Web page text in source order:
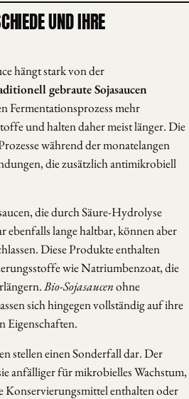
UND IHRE
hängt stark von der
gebraute Sojasaucen
Fermentationsprozess mehr
und halten daher meist länger. Die
während der monatelangen
die zusätzlich antimikrobiell
die durch Säure-Hydrolyse
ebenfalls lange haltbar, können aber
Diese Produkte enthalten
wie Natriumbenzoat, die
Bio-Sojasaucenohne
sich hingegen vollständig auf ihre
Eigenschaften.
stellen einen Sonderfall dar. Der
anfälliger für mikrobielles Wachstum,
Konservierungsmittel enthalten oder